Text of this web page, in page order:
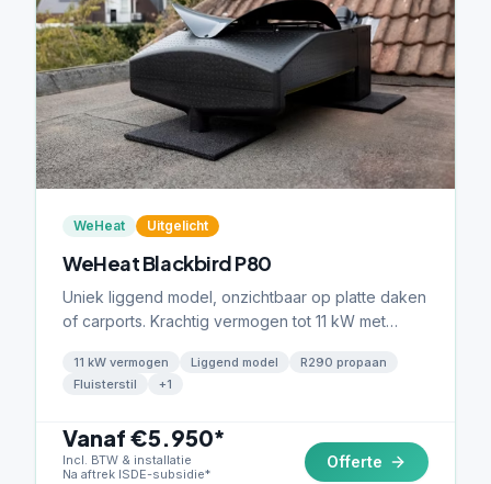
WeHeat Uitgelicht
WeHeat Blackbird P80
Uniek liggend model, onzichtbaar op platte daken
of carports. Krachtig vermogen tot 11 kW met
11 kW vermogen Liggend model
R290 propaan
Fluisterstil
+1
Vanaf €5.950*
Incl. BTW & installatie
Na aftrek ISDE-subsidie*
Offerte